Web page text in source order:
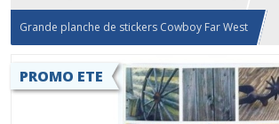
Grande planche de stickers Cowboy Far West
PROMO ETE